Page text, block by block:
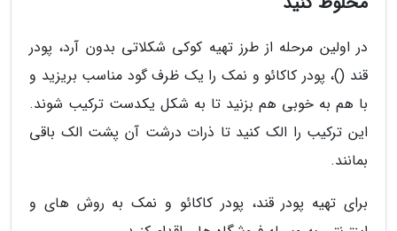
در اولین مرحله از طرز تهیه کوکی شکلاتی بدون آرد، پودر
قند ()، پودر کاکائو و نمک را یک ظرف گود مناسب بریزید و
با هم به خوبی هم بزنید تا به شکل یکدست ترکیب شوند.
این ترکیب را الک کنید تا ذرات درشت آن پشت الک باقی
بمانند.
برای تهیه پودر قند، پودر کاکائو و نمک به روش های و